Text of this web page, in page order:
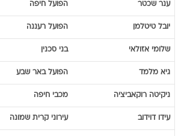
ענר שכטר הפועל חיפה
יובל טיטלמן הפועל רעננה
שלומי אזולאי בני סכנין
גיא מלמד הפועל באר שבע
ניקיטה רוקאביציה מכבי חיפה
עידו דוידוב עירוני קרית שמונה